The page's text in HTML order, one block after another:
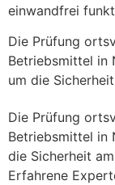
einwandfrei
Die Prüfung
Betriebsmittel in
um die
Die Prüfung
Betriebsmittel in
die Sicherheit
Erfahrene